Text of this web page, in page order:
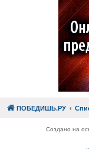
ПОБЕДИШЬ.РУ
Создано на